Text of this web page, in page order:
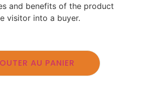
and benefits of the product
visitor into a buyer.
AU PANIER